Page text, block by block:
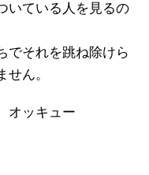
いている人を見るの
でそれを跳ね除けら
ん。
オッキュー